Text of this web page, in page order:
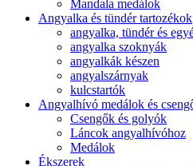
Mandala medálok
Angyalka és tündér tartozékok
angyalka, tündér és
angyalka szoknyák
angyalkák készen
angyalszárnyak
kulcstartók
Angyalhívó medálok és
Csengők és golyók
Láncok angyalhívóhoz
Medálok
Ékszerek